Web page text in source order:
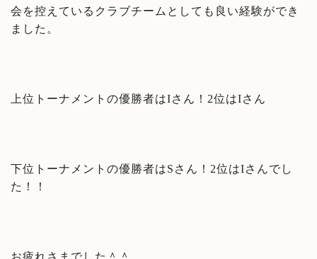
会を控えているクラブチームとしても良い経験ができ
ました。
上位トーナメントの優勝者はIさん！2位はIさん
下位トーナメントの優勝者はSさん！2位はIさんでし
た！！
お疲れさまでした＾＾